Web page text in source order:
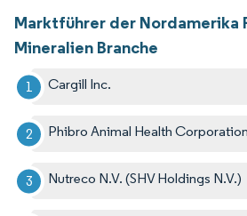
Marktführer der
Mineralien Branche
Cargill Inc.
Phibro Animal Health Corporation
Nutreco N.V. (SHV Holdings N.V.)